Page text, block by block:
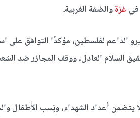
غزةوالضفة الغربية.
الداعم لفلسطين، مؤكدًا التوافق على
السلام العادل، ووقف المجازر ضد
يتضمن أعداد الشهداء، ونِسب الأطفال